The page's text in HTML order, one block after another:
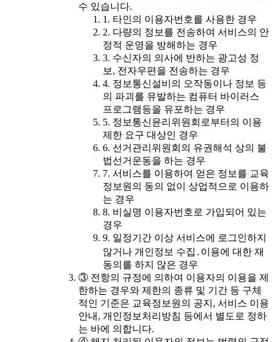
수 있습니다.
1. 타인의 이용자번호를 사용한 경우
2. 다량의 정보를 전송하여 서비스의 안
정적 운영을 방해하는 경우
3. 수신자의 의사에 반하는 광고성 정
보, 전자우편을 전송하는 경우
4. 정보통신설비의 오작동이나 정보 등
의 파괴를 유발하는 컴퓨터 바이러스
프로그램등을 유포하는 경우
5. 정보통신윤리위원회로부터의 이용
제한 요구 대상인 경우
6. 선거관리위원회의 유권해석 상의 불
법선거운동을 하는 경우
7. 서비스를 이용하여 얻은 정보를 교육
정보원의 동의 없이 상업적으로 이용하
는 경우
8. 비실명 이용자번호로 가입되어 있는
경우
9. 일정기간 이상 서비스에 로그인하지
않거나 개인정보 수집․이용에 대한 재
동의를 하지 않은 경우
③ 전항의 규정에 의하여 이용자의 이용을 제
한하는 경우와 제한의 종류 및 기간 등 구체
적인 기준은 교육정보원의 공지, 서비스 이용
안내, 개인정보처리방침 등에서 별도로 정하
는 바에 의합니다.